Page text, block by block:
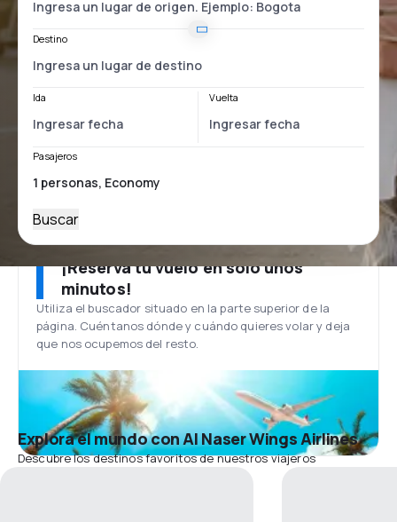
Destino
Ida Vuelta
Pasajeros
Buscar
¡Reserva tu vuelo en solo unos
minutos!
Utiliza el buscador situado en la parte superior de la
página. Cuéntanos dónde y cuándo quieres volar y deja
que nos ocupemos del resto.
Explora el mundo con Al Naser Wings Airlines
Descubre los destinos favoritos de nuestros viajeros